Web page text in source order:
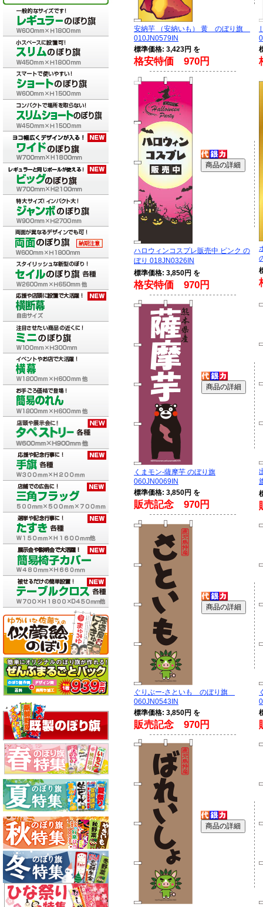
安納芋 （安納いも） 黄 のぼり旗
010JN0579IN
標準価格: 3,423円 を
格安特価 970円
ハロウィンコスプレ販売中 ピンク の
ぼり 018JN0326IN
標準価格: 3,850円 を
格安特価 970円
くまモン-薩摩芋 のぼり旗
060JN0069IN
標準価格: 3,850円 を
販売記念 970円
ぐりぶー-さといも のぼり旗
060JN0543IN
標準価格: 3,850円 を
販売記念 970円